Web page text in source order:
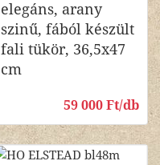
elegáns, arany
szinű, fából készült
fali tükör, 36,5x47
cm
59 000 Ft/db